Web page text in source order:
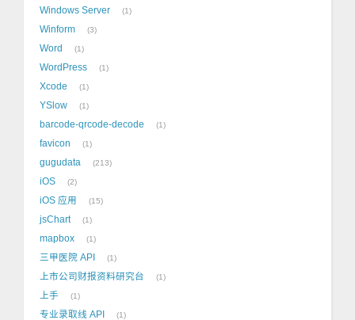
Windows Server 1
Winform 3
Word 1
WordPress 1
Xcode 1
YSlow 1
barcode-qrcode-decode 1
favicon 1
gugudata 213
iOS 2
iOS 应用 15
jsChart 1
mapbox 1
三甲医院 API 1
上市公司财报资料研究台 1
上手 1
专业录取线 API 1